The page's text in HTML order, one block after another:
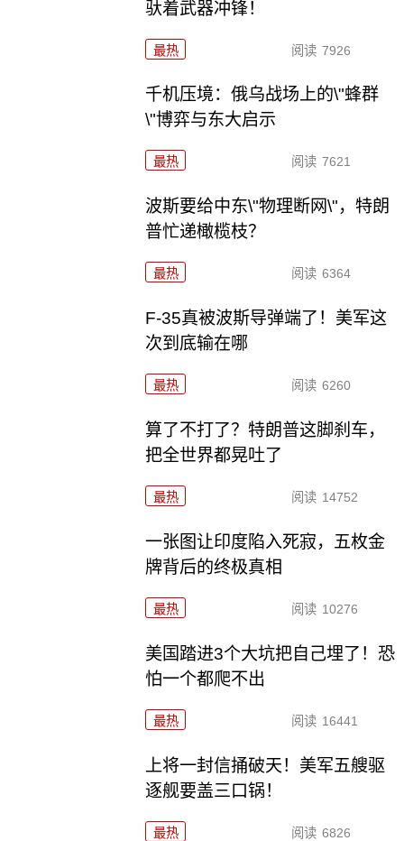
驮着武器冲锋！
最热 阅读 7926
千机压境：俄乌战场上的\"蜂群
\"博弈与东大启示
最热 阅读 7621
波斯要给中东\"物理断网\"，特朗
普忙递橄榄枝？
最热 阅读 6364
F-35真被波斯导弹端了！美军这
次到底输在哪
最热 阅读 6260
算了不打了？特朗普这脚刹车，
把全世界都晃吐了
最热 阅读 14752
一张图让印度陷入死寂，五枚金
牌背后的终极真相
最热 阅读 10276
美国踏进3个大坑把自己埋了！恐
怕一个都爬不出
最热 阅读 16441
上将一封信捅破天！美军五艘驱
逐舰要盖三口锅！
最热 阅读 6826